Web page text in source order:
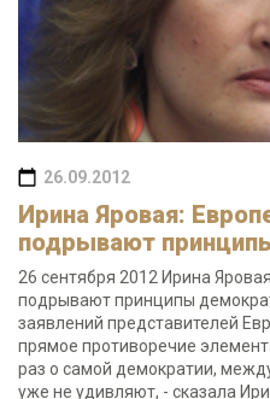
26.09.2012
Ирина Яровая:
подрывают
26 сентября 2012 Ирина
подрывают принципы
заявлений представителей
прямое противоречие
раз о самой демократии,
уже не удивляют, - сказала